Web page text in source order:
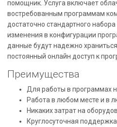
помощник. Услуга включает
востребованным программам
достаточно стандартного
изменения в конфигурации
данные будут надежно
постоянный онлайн доступ к
Преимущества
Для работы в программах
Работа в любом месте и в
Никаких затрат на
Круглосуточная поддержка